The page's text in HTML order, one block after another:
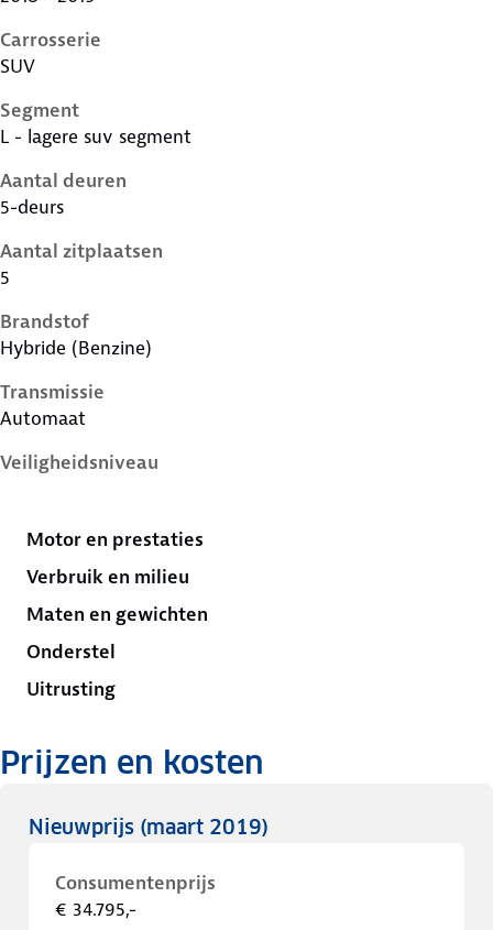
Carrosserie
SUV
Segment
L - lagere suv segment
Aantal deuren
5-deurs
Aantal zitplaatsen
5
Brandstof
Hybride (Benzine)
Transmissie
Automaat
Veiligheidsniveau
Motor en prestaties
Verbruik en milieu
Maten en gewichten
Onderstel
Uitrusting
Prijzen en kosten
Nieuwprijs (maart 2019)
Consumentenprijs
€ 34.795,-